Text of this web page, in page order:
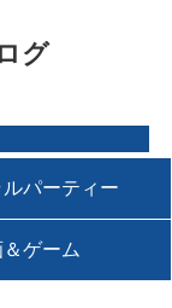
グ
パーティー
ゲーム